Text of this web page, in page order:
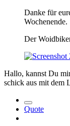
Danke für
Wochenende.
Der
Hallo, kannst Du
schick aus mit dem
Quote